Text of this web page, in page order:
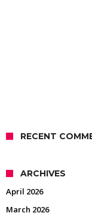
RECENT
ARCHIVES
April 2026
March 2026